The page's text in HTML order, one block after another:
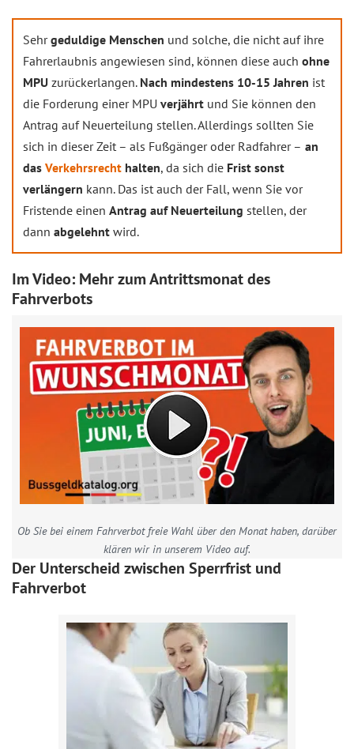
Sehrgeduldige Menschen und solche, die nicht auf ihre
Fahrerlaubnis angewiesen sind, können diese auch ohne
MPU zurückerlangen. Nach mindestens 10-15 Jahren ist
die Forderung einer MPU verjährt und Sie können den
Antrag auf Neuerteilung stellen. Allerdings sollten Sie
sich in dieser Zeit – als Fußgänger oder Radfahrer – an
das Verkehrsrecht halten, da sich die Frist sonst
verlängern kann. Das ist auch der Fall, wenn Sie vor
Fristende einen Antrag auf Neuerteilung stellen, der
dann abgelehnt wird.
Im Video: Mehr zum Antrittsmonat des
Fahrverbots
Ob Sie bei einem Fahrverbot freie Wahl über den Monat haben, darüber
klären wir in unserem Video auf.
Der Unterscheid zwischen Sperrfrist und
Fahrverbot